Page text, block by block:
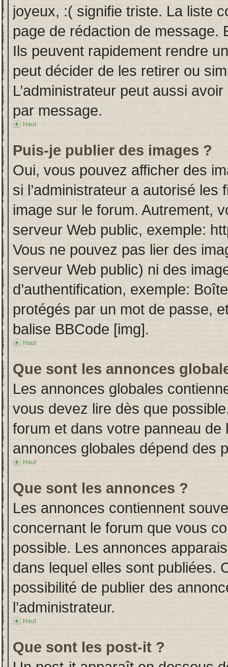
joyeux, :( signifie triste. La liste
page de rédaction de message.
Ils peuvent rapidement rendre
peut décider de les retirer ou
L’administrateur peut aussi
par message.
Haut
Puis-je publier des images ?
Oui, vous pouvez afficher des
si l’administrateur a autorisé
image sur le forum. Autrement,
serveur Web public, exemple:
Vous ne pouvez pas lier des
serveur Web public) ni des
d’authentification, exemple:
protégés par un mot de passe,
balise BBCode [img].
Haut
Que sont les annonces
Les annonces globales
vous devez lire dès que
forum et dans votre panneau de
annonces globales dépend des
Haut
Que sont les annonces ?
Les annonces contiennent
concernant le forum que vous
possible. Les annonces
dans lequel elles sont publiées.
possibilité de publier des
l’administrateur.
Haut
Que sont les post-it ?